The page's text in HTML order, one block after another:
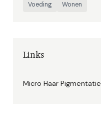
Voeding
Wonen
Links
Micro Haar Pigmentatie